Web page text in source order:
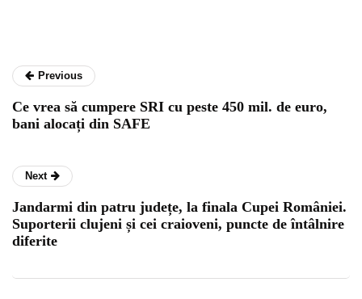
Previous
Ce vrea să cumpere SRI cu peste 450 mil. de euro,
bani alocați din SAFE
Next
Jandarmi din patru județe, la finala Cupei României.
Suporterii clujeni și cei craioveni, puncte de întâlnire
diferite